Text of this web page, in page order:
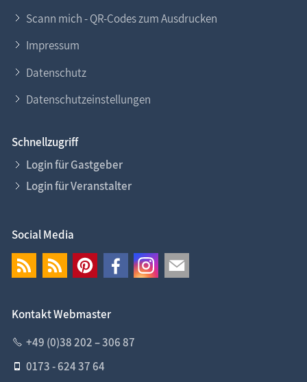
Scann mich - QR-Codes zum Ausdrucken
Impressum
Datenschutz
Datenschutzeinstellungen
Schnellzugriff
Login für Gastgeber
Login für Veranstalter
Social Media
Kontakt Webmaster
+49 (0)38 202 – 306 87
0173 - 624 37 64